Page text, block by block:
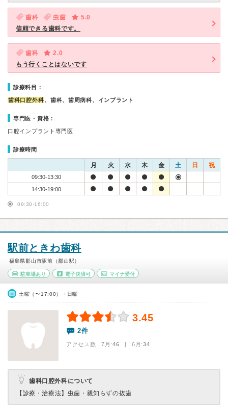
歯科 虫歯
5.0
信頼できる歯科です。
歯科
2.0
もう行くことはないです
診療科目：
歯科口腔外科、歯科、歯周病科、インプラント
専門医・資格：
口腔インプラント専門医
診療時間
月 火 水 木 金 土 日 祝
09:30-13:30
14:30-19:00
09:30-16:00
駅前ときわ歯科
福島県郡山市駅前（郡山駅）
駐車場あり 電子決済可 マイナ受付
土曜（〜17:00）・日曜
3.45
2件
アクセス数 7月:46 | 6月:34
歯科口腔外科について
【診療・治療法】 虫歯・親知らずの抜歯